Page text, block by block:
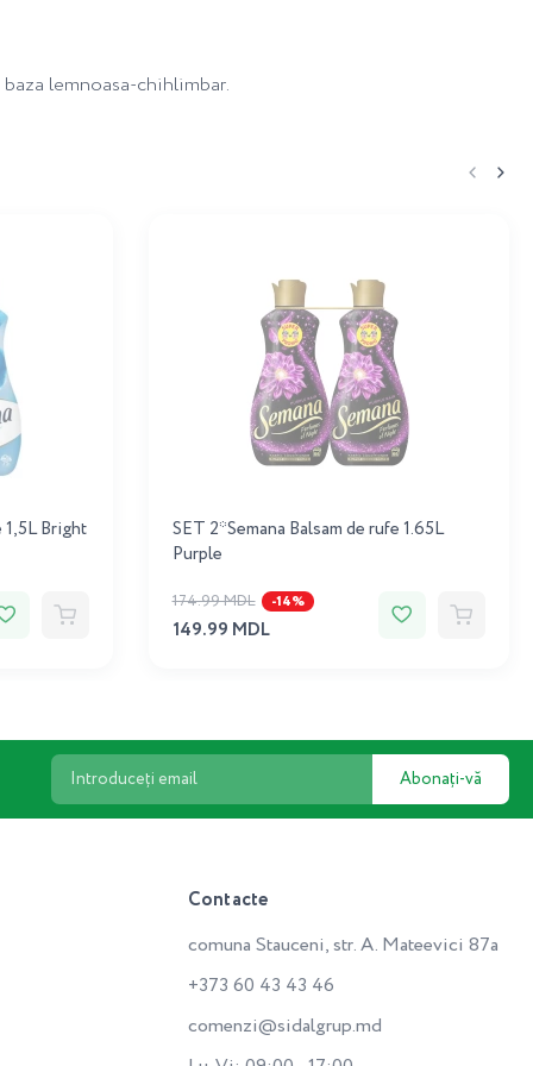
lemnoasa-chihlimbar.
1,5L Bright
SET 2*Semana Balsam de rufe 1.65L
Purple
174.99 MDL -14%
149.99 MDL
Abonați-vă
Contacte
comuna Stauceni, str. A. Mateevici 87a
+373 60 43 43 46
comenzi@sidalgrup.md